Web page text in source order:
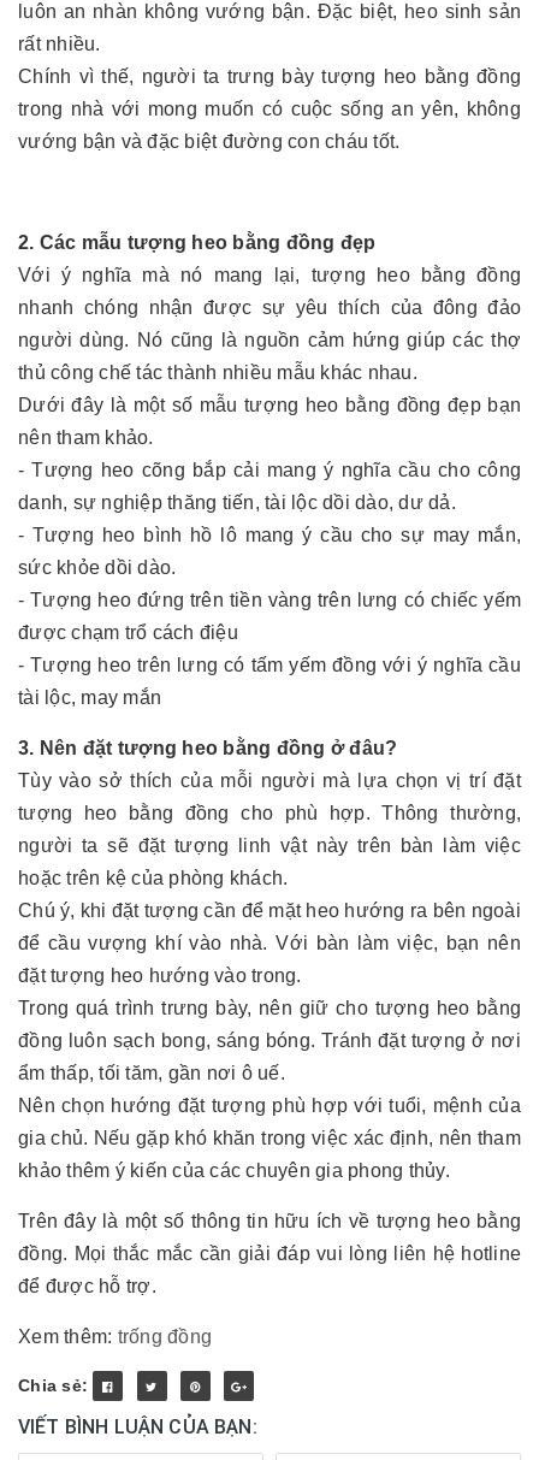
luôn an nhàn không vướng bận. Đặc biệt, heo sinh sản
rất nhiều.
Chính vì thế, người ta trưng bày tượng heo bằng đồng
trong nhà với mong muốn có cuộc sống an yên, không
vướng bận và đặc biệt đường con cháu tốt.
2. Các mẫu tượng heo bằng đồng đẹp
Với ý nghĩa mà nó mang lại, tượng heo bằng đồng
nhanh chóng nhận được sự yêu thích của đông đảo
người dùng. Nó cũng là nguồn cảm hứng giúp các thợ
thủ công chế tác thành nhiều mẫu khác nhau.
Dưới đây là một số mẫu tượng heo bằng đồng đẹp bạn
nên tham khảo.
- Tượng heo cõng bắp cải mang ý nghĩa cầu cho công
danh, sự nghiệp thăng tiến, tài lộc dồi dào, dư dả.
- Tượng heo bình hồ lô mang ý cầu cho sự may mắn,
sức khỏe dồi dào.
- Tượng heo đứng trên tiền vàng trên lưng có chiếc yếm
được chạm trổ cách điệu
- Tượng heo trên lưng có tấm yếm đồng với ý nghĩa cầu
tài lộc, may mắn
3. Nên đặt tượng heo bằng đồng ở đâu?
Tùy vào sở thích của mỗi người mà lựa chọn vị trí đặt
tượng heo bằng đồng cho phù hợp. Thông thường,
người ta sẽ đặt tượng linh vật này trên bàn làm việc
hoặc trên kệ của phòng khách.
Chú ý, khi đặt tượng cần để mặt heo hướng ra bên ngoài
để cầu vượng khí vào nhà. Với bàn làm việc, bạn nên
đặt tượng heo hướng vào trong.
Trong quá trình trưng bày, nên giữ cho tượng heo bằng
đồng luôn sạch bong, sáng bóng. Tránh đặt tượng ở nơi
ẩm thấp, tối tăm, gần nơi ô uế.
Nên chọn hướng đặt tượng phù hợp với tuổi, mệnh của
gia chủ. Nếu gặp khó khăn trong việc xác định, nên tham
khảo thêm ý kiến của các chuyên gia phong thủy.
Trên đây là một số thông tin hữu ích về tượng heo bằng
đồng. Mọi thắc mắc cần giải đáp vui lòng liên hệ hotline
để được hỗ trợ.
Xem thêm: trống đồng
Chia sẻ:
VIẾT BÌNH LUẬN CỦA BẠN: